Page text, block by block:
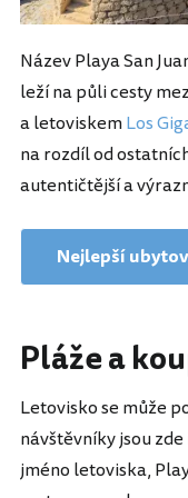
Název Playa San
leží na půli cesty
a letoviskemLos
na rozdíl od
autentičtější a
Nejlepší
Pláže a
Letovisko se může
návštěvníky jsou
jméno letoviska,